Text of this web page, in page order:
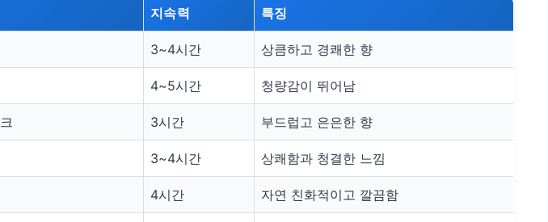
지속력 특징
3~4시간 상큼하고 경쾌한 향
4~5시간 청량감이 뛰어남
3시간 부드럽고 은은한 향
3~4시간 상쾌함과 청결한 느낌
4시간 자연 친화적이고 깔끔함